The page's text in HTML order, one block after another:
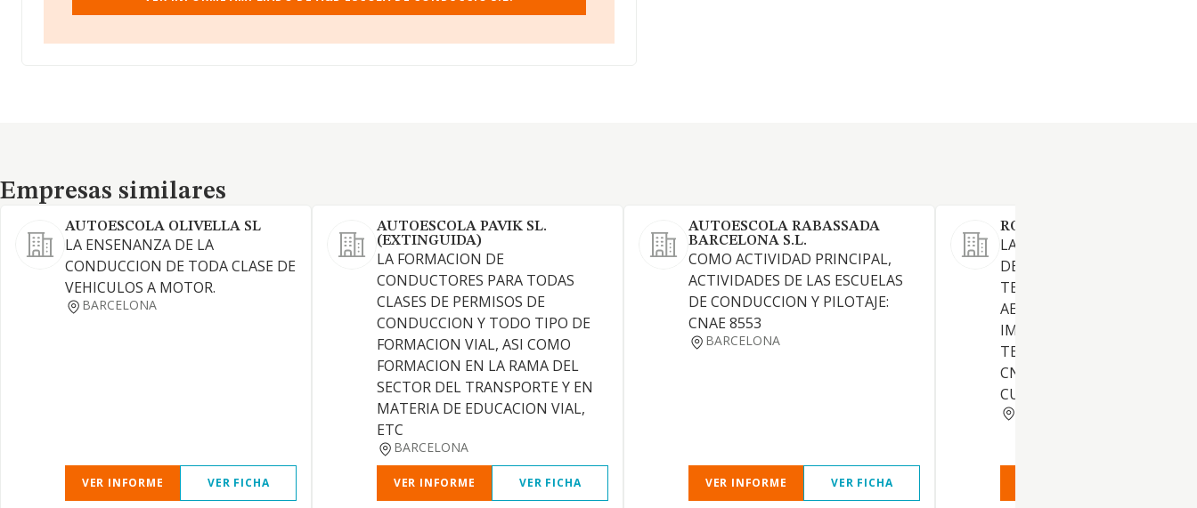
Empresas similares
Empresas similares
AUTOESCOLA OLIVELLA SL
LA ENSENANZA DE LA
CONDUCCION DE TODA CLASE DE
VEHICULOS A MOTOR.
BARCELONA
VER INFORME VER FICHA
AUTOESCOLA PAVIK SL.
(EXTINGUIDA)
LA FORMACION DE
CONDUCTORES PARA TODAS
CLASES DE PERMISOS DE
CONDUCCION Y TODO TIPO DE
FORMACION VIAL, ASI COMO
FORMACION EN LA RAMA DEL
SECTOR DEL TRANSPORTE Y EN
MATERIA DE EDUCACION VIAL,
ETC
BARCELONA
VER INFORME VER FICHA
AUTOESCOLA RABASSADA
BARCELONA S.L.
COMO ACTIVIDAD PRINCIPAL,
ACTIVIDADES DE LAS ESCUELAS
DE CONDUCCION Y PILOTAJE:
CNAE 8553
BARCELONA
VER INFORME VER FICHA
ROAD SCHOOL SL
LA ENSEÑANZA DE
DE TODO TIPO DE
TERRESTRES, ACUATICOS,
AERONAUTICOS, ETC
IMPARTIENDO TANTO
TEORICAS COMO PRACTICAS
CNAE 8553. LA REALIZACION
CURSOS DE RECICLAJE, ETC